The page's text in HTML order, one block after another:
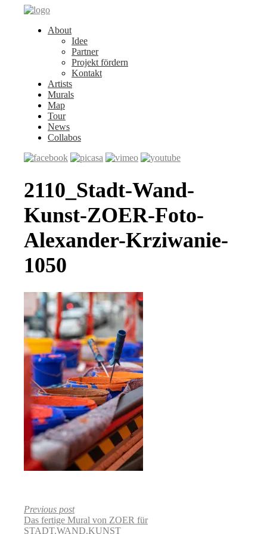
About
Idee
Partner
Projekt fördern
Kontakt
Artists
Murals
Map
Tour
News
Collabos
2110_Stadt-Wand-
Kunst-ZOER-Foto-
Alexander-Krziwanie-
1050
Previous post
Das fertige Mural von ZOER für
STADT.WAND.KUNST